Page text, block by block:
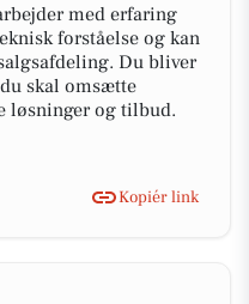
med erfaring
forståelse og kan
Du bliver
skal omsætte
løsninger og tilbud.
Kopiér link